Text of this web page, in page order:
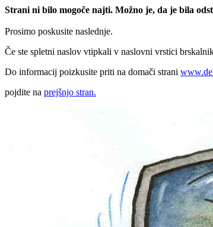
Strani ni bilo mogoče najti. Možno je, da je bila
Prosimo poskusite naslednje.
Če ste spletni naslov vtipkali v naslovni vrstici
Do informacij poizkusite priti na domači strani
pojdite na prejšnjo stran.